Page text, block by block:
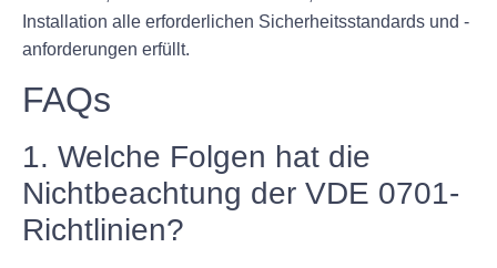
Installation alle erforderlichen Sicherheitsstandards und -
anforderungen erfüllt.
FAQs
1. Welche Folgen hat die
Nichtbeachtung der VDE 0701-
Richtlinien?